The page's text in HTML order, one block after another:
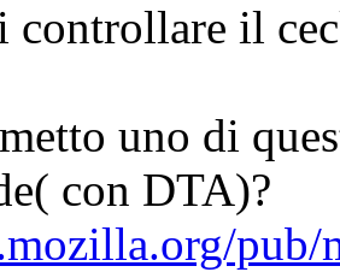
controllare il
uno di
con DTA)?
pub/